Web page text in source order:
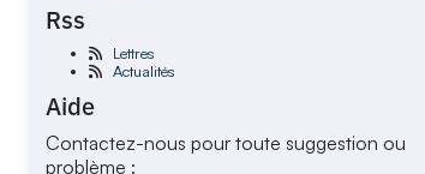
Rss
Lettres
Actualités
Aide
Contactez-nous pour toute suggestion ou
problème :